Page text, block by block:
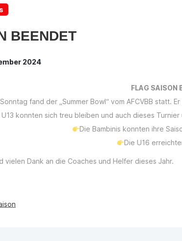
BEENDET
2024
FLAG SAISON
fand der „Summer Bowl“ vom AFCVBB statt.
U13 konnten sich treu bleiben und auch dieses
Die Bambinis konnten ihre
Die U16
vielen Dank an die Coaches und Helfer dieses Jahr.